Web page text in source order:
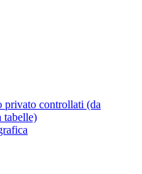
privato controllati (da
tabelle)